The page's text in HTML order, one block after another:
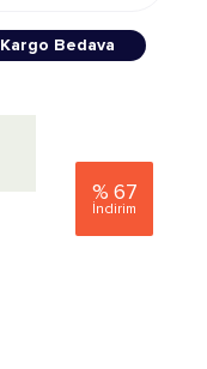
Kargo Bedava
% 67
İndirim